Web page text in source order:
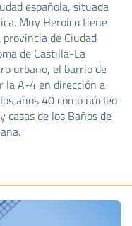
española, situada
Muy Heroico tiene
de Ciudad
de Castilla-La
urbano, el barrio de
la A-4 en dirección a
años 40 como núcleo
de los Baños de